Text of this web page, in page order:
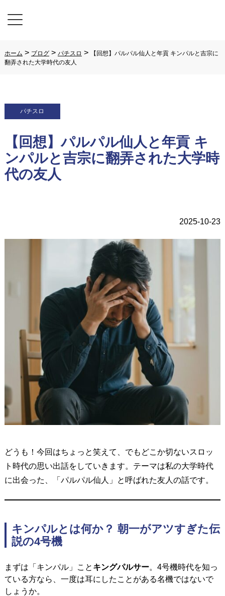
ホーム > ブログ> パチスロ >
【回想】パルパル仙人と年貢 キンパルと吉宗に
翻弄された大学時代の友人
パチスロ
【回想】パルパル仙人と年貢 キ
ンパルと吉宗に翻弄された大学時
代の友人
2025-10-23
どうも！今回はちょっと笑えて、でもどこか切ないスロッ
ト時代の思い出話をしていきます。 テーマは私の大学時代
に出会った、「パルパル仙人」と呼ばれた友人の話です。
キンパルとは何か？ 朝一がアツすぎた伝
説の4号機
まずは「キンパル」こと キングパルサー。 4号機時代を知っ
ている方なら、一度は耳にしたことがある名機ではないで
しょうか。